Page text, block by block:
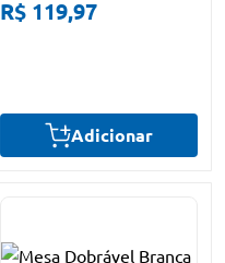
R$ 119,97
Adicionar